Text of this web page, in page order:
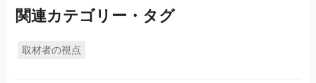
関連カテゴリー・タグ
取材者の視点